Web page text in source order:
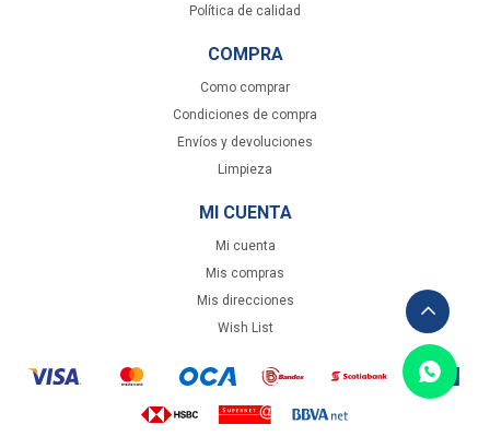
Política de calidad
COMPRA
Como comprar
Condiciones de compra
Envíos y devoluciones
Limpieza
MI CUENTA
Mi cuenta
Mis compras
Mis direcciones
Wish List